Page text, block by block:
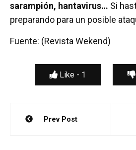
sarampión, hantavirus… Si
preparando para un posible
Fuente: (Revista Wekend)
Like - 1
Navegación
Prev Post